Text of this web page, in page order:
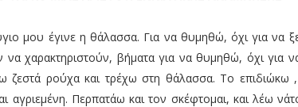
μου έγινε η θάλασσα. Για να θυμηθώ, όχι για να
χαρακτηριστούν, βήματα για να θυμηθώ, όχι για
ρούχα και τρέχω στη θάλασσα. Το επιδιώκω
αγριεμένη. Περπατάω και τον σκέφτομαι, και λέω